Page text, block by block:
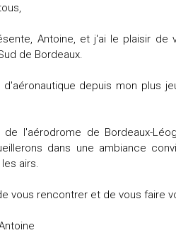
Antoine, et j'ai le plaisir de
de Bordeaux.
d'aéronautique depuis mon plus
de l'aérodrome de Bordeaux-
dans une ambiance
airs.
vous rencontrer et de vous faire